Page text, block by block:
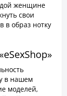
женщине
свои
в образ нотку
в нашем
моделей,